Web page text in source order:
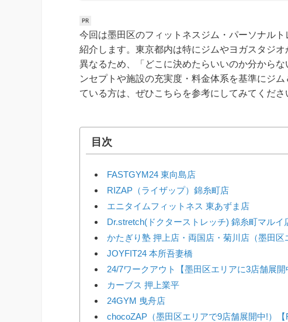
今回は墨田区のフィットネスジム・パーソナル
紹介します。東京都内は特にジムやヨガスタジ
異なるため、「どこに決めたらいいのか分から
ンセプトや施設の充実度・料金体系を基準にジ
ている方は、ぜひこちらを参考にしてみてくださ
目次
FASTGYM24 東向島店
RIZAP（ライザップ）錦糸町店
エニタイムフィットネス 東あずま店
Dr.stretch(ドクターストレッチ) 錦糸町マルイ
かたぎり塾 押上店・両国店・菊川店（墨田区
JOYFIT24 本所吾妻橋
24/7ワークアウト【墨田区エリアに3店舗展開
カーブス 押上業平
24GYM 曳舟店
chocoZAP（墨田区エリアで9店舗展開中!）【